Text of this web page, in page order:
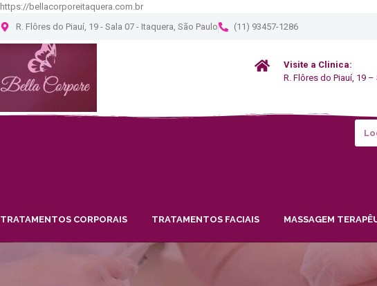
https://bellacorporeitaquera.com.br
R. Flôres do Piauí, 19 - Sala 07 - Itaquera, São Paulo
(11) 93457-1286
Visite a Clinica:
R. Flôres do Piauí, 19
TRATAMENTOS CORPORAIS TRATAMENTOS FACIAIS MASSAGEM